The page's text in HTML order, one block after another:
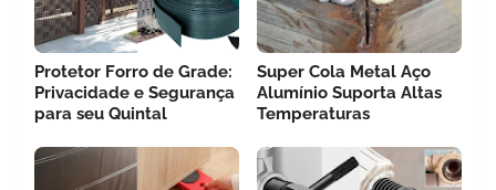
Protetor Forro de Grade:
Privacidade e Segurança
para seu Quintal
Super Cola Metal Aço
Alumínio Suporta Altas
Temperaturas